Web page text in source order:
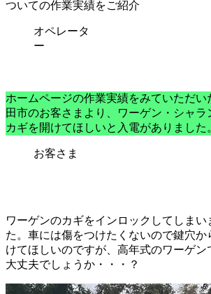
ついての作業実績をご紹介
オペレータ
ー
ホームページの作業実績をみていただい
田市のお客さまより、ワーゲン・シャラ
カギを開けてほしいと入電がありました
お客さま
ワーゲンのカギをインロックしてしまい
た。車には傷をつけたくないので鍵穴か
けてほしいのですが、高年式のワーゲン
大丈夫でしょうか・・・？